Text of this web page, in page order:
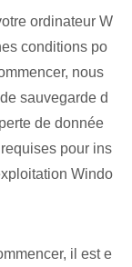
ordinateur W
conditions po
nous
sauvegarde d
de donnée
pour ins
Windo
il est e